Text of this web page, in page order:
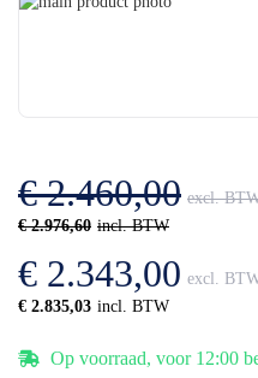
gallerij
€ 2.976,60
€ 2.460,00
€ 2.835,03
€ 2.343,00
Op voorraad, voor 12:00